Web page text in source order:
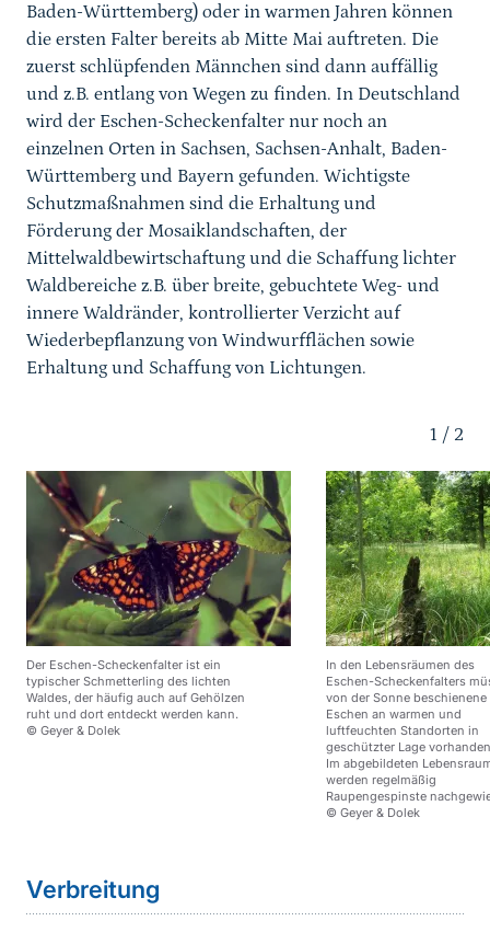
Schutz
Erhaltungsmaßnahmen
Erhaltungszustand
Handlungsempfehlung
Programme und Projekte
Literaturhinweise
Autor*in
Weiterführende Dokumente
Baden-Württemberg) oder in warmen Jahren können
die ersten Falter bereits ab Mitte Mai auftreten. Die
zuerst schlüpfenden Männchen sind dann auffällig
und z.B. entlang von Wegen zu finden. In Deutschland
wird der Eschen-Scheckenfalter nur noch an
einzelnen Orten in Sachsen, Sachsen-Anhalt, Baden-
Württemberg und Bayern gefunden. Wichtigste
Schutzmaßnahmen sind die Erhaltung und
Förderung der Mosaiklandschaften, der
Mittelwaldbewirtschaftung und die Schaffung lichter
Waldbereiche z.B. über breite, gebuchtete Weg- und
innere Waldränder, kontrollierter Verzicht auf
Wiederbepflanzung von Windwurfflächen sowie
Erhaltung und Schaffung von Lichtungen.
Karussell Start
1 / 2
Der Eschen-Scheckenfalter ist ein
typischer Schmetterling des lichten
Waldes, der häufig auch auf Gehölzen
ruht und dort entdeckt werden kann.
© Geyer & Dolek
In den Lebensräumen des
Eschen-Scheckenfalters
von der Sonne beschienene
Eschen an warmen und
luftfeuchten Standorten in
geschützter Lage
Im abgebildeten
werden regelmäßig
Raupengespinste
© Geyer & Dolek
Verbreitung